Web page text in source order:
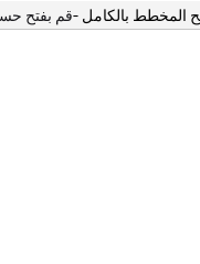
المخطط بالكامل -